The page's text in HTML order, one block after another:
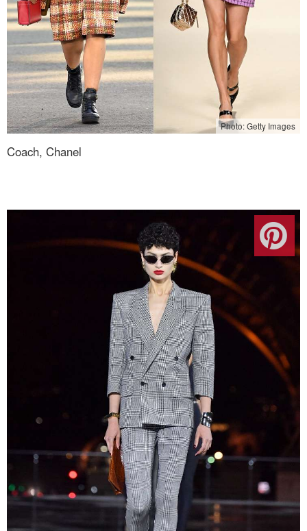
Photo: Getty Images
Coach, Chanel